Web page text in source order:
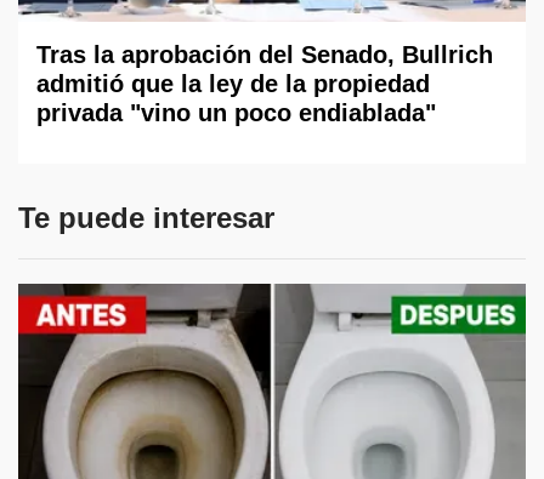
Tras la aprobación del Senado, Bullrich
admitió que la ley de la propiedad
privada "vino un poco endiablada"
Te puede interesar